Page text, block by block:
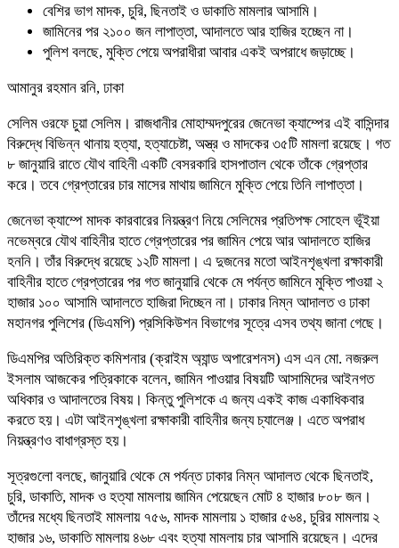
বেশির ভাগ মাদক, চুরি, ছিনতাই ও ডাকাতি মামলার আসামি।
জামিনের পর ২১০০ জন লাপাত্তা, আদালতে আর হাজির হচ্ছেন না।
পুলিশ বলছে, মুক্তি পেয়ে অপরাধীরা আবার একই অপরাধে জড়াচ্ছে।
আমানুর রহমান রনি, ঢাকা
সেলিম ওরফে চুয়া সেলিম। রাজধানীর মোহাম্মদপুরের জেনেভা ক্যাম্পের এই বাসিন্দার
বিরুদ্ধে বিভিন্ন থানায় হত্যা, হত্যাচেষ্টা, অস্ত্র ও মাদকের ৩৫টি মামলা রয়েছে। গত
৮ জানুয়ারি রাতে যৌথ বাহিনী একটি বেসরকারি হাসপাতাল থেকে তাঁকে গ্রেপ্তার
করে। তবে গ্রেপ্তারের চার মাসের মাথায় জামিনে মুক্তি পেয়ে তিনি লাপাত্তা।
জেনেভা ক্যাম্পে মাদক কারবারের নিয়ন্ত্রণ নিয়ে সেলিমের প্রতিপক্ষ সোহেল ভূঁইয়া
নভেম্বরে যৌথ বাহিনীর হাতে গ্রেপ্তারের পর জামিন পেয়ে আর আদালতে হাজির
হননি। তাঁর বিরুদ্ধে রয়েছে ১২টি মামলা। এ দুজনের মতো আইনশৃঙ্খলা রক্ষাকারী
বাহিনীর হাতে গ্রেপ্তারের পর গত জানুয়ারি থেকে মে পর্যন্ত জামিনে মুক্তি পাওয়া ২
হাজার ১০০ আসামি আদালতে হাজিরা দিচ্ছেন না। ঢাকার নিম্ন আদালত ও ঢাকা
মহানগর পুলিশের (ডিএমপি) প্রসিকিউশন বিভাগের সূত্রে এসব তথ্য জানা গেছে।
ডিএমপির অতিরিক্ত কমিশনার (ক্রাইম অ্যান্ড অপারেশনস) এস এন মো. নজরুল
ইসলাম আজকের পত্রিকাকে বলেন, জামিন পাওয়ার বিষয়টি আসামিদের আইনগত
অধিকার ও আদালতের বিষয়। কিন্তু পুলিশকে এ জন্য একই কাজ একাধিকবার
করতে হয়। এটা আইনশৃঙ্খলা রক্ষাকারী বাহিনীর জন্য চ্যালেঞ্জ। এতে অপরাধ
নিয়ন্ত্রণও বাধাগ্রস্ত হয়।
সূত্রগুলো বলছে, জানুয়ারি থেকে মে পর্যন্ত ঢাকার নিম্ন আদালত থেকে ছিনতাই,
চুরি, ডাকাতি, মাদক ও হত্যা মামলায় জামিন পেয়েছেন মোট ৪ হাজার ৮০৮ জন।
তাঁদের মধ্যে ছিনতাই মামলায় ৭৫৬, মাদক মামলায় ১ হাজার ৫৬৪, চুরির মামলায় ২
হাজার ১৬, ডাকাতি মামলায় ৪৬৮ এবং হত্যা মামলায় চার আসামি রয়েছেন। এদের